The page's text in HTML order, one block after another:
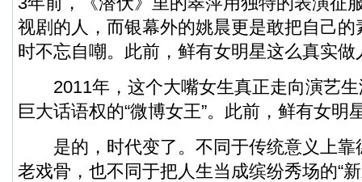
视剧的人，而银幕外的姚晨更是敢把自己
时不忘自嘲。此前，鲜有女明星这么真实做
2011年，这个大嘴女生真正走向演艺生
巨大话语权的“微博女王”。此前，鲜有女明
是的，时代变了。不同于传统意义上靠
老戏骨，也不同于把人生当成缤纷秀场的“